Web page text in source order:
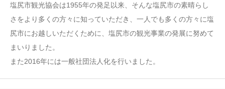
塩尻市観光協会は1955年の発足以来、そんな塩尻市の素晴らし
さをより多くの方々に知っていただき、一人でも多くの方々に塩
尻市にお越しいただくために、塩尻市の観光事業の発展に努めて
まいりました。
また2016年には一般社団法人化を行いました。